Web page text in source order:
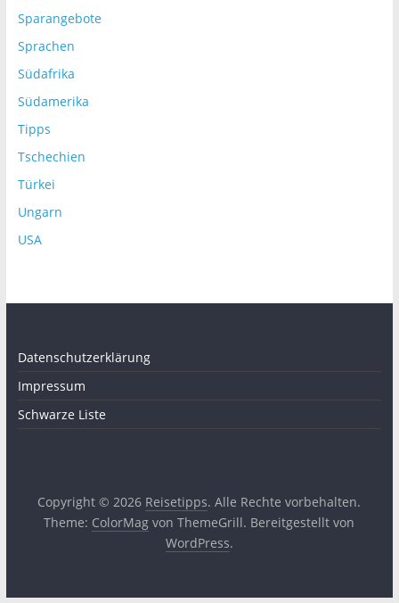
Sparangebote
Sprachen
Südafrika
Südamerika
Tipps
Tschechien
Türkei
Ungarn
USA
Datenschutzerklärung
Impressum
Schwarze Liste
Copyright © 2026 Reisetipps. Alle Rechte vorbehalten.
Theme: ColorMag von ThemeGrill. Bereitgestellt von
WordPress.